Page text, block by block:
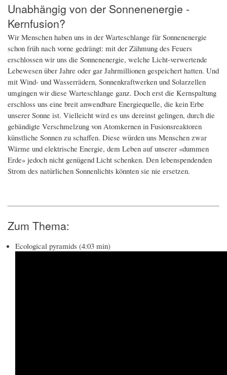
Unabhängig von der Sonnenenergie -
Kernfusion?
Wir Menschen haben uns in der Warteschlange für Sonnenenergie
schon früh nach vorne gedrängt: mit der Zähmung des Feuers
erschlossen wir uns die Sonnenenergie, welche Licht-verwertende
Lebewesen über Jahre oder gar Jahrmillionen gespeichert hatten. Und
mit Wind- und Wasserrädern, Sonnenkraftwerken und Solarzellen
umgingen wir diese Warteschlange ganz. Doch erst die Kernspaltung
erschloss uns eine breit anwendbare Energiequelle, die kein Erbe
unserer Sonne ist. Vielleicht wird es uns dereinst gelingen, durch die
gebändigte Verschmelzung von Atomkernen in Fusionsreaktoren
künstliche Sonnen zu schaffen. Diese würden uns Menschen zwar
Wärme und elektrische Energie, dem Leben auf unserer «dummen
Erde» jedoch nicht genügend Licht schenken. Den lebenspendenden
Strom des natürlichen Sonnenlichts könnten sie nie ersetzen.
Zum Thema:
Ecological pyramids (4:03 min)